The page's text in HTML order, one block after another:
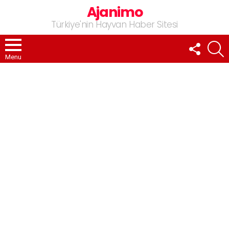
Ajanimo
Türkiye'nin Hayvan Haber Sitesi
Menu
FOLLOW
US